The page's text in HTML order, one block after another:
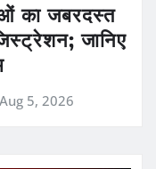
का जबरदस्त
जानिए
Aug 5, 2026